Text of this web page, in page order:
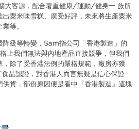
大客源，配合著重健康/運動/健身一 族所
出粟米味雪糕、廣受好評，未來將生產粟米
等。
降級等轉變，Sam指公司「香港製造」的
上我們無法與內地產品直接競爭，但我們
除了受香港法例的嚴格規範，廠房亦獲
品認證，對香港人而言無疑是信心保證
供貨，部份原因便是看中『香港製造』這塊